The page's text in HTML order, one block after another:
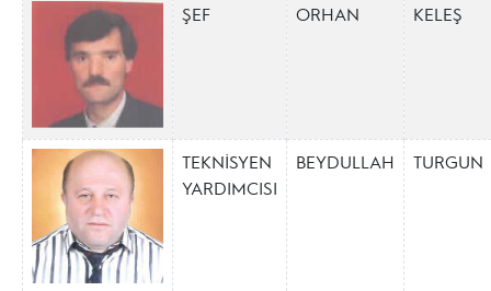
ŞEF ORHAN KELEŞ
TEKNİSYEN
YARDIMCISI
BEYDULLAH TURGUN